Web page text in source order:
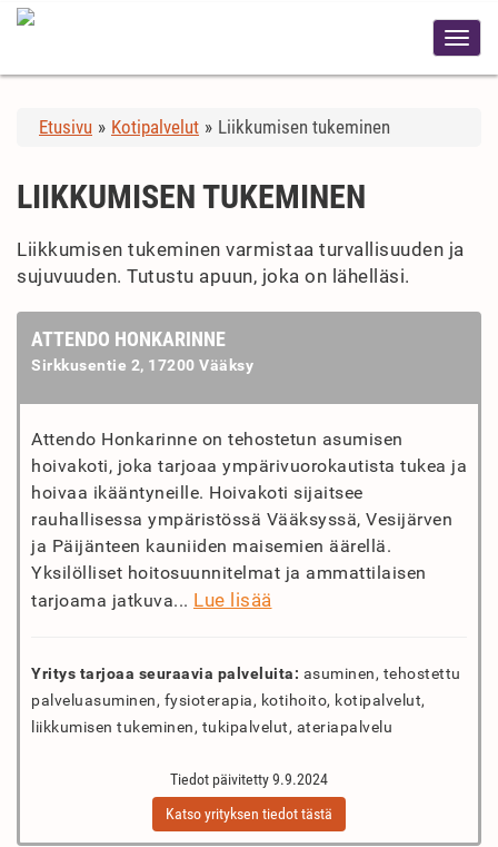
Etusivu » Kotipalvelut » Liikkumisen tukeminen
LIIKKUMISEN TUKEMINEN
Liikkumisen tukeminen varmistaa turvallisuuden ja
sujuvuuden. Tutustu apuun, joka on lähelläsi.
ATTENDO HONKARINNE
Sirkkusentie 2, 17200 Vääksy
Attendo Honkarinne on tehostetun asumisen
hoivakoti, joka tarjoaa ympärivuorokautista tukea ja
hoivaa ikääntyneille. Hoivakoti sijaitsee
rauhallisessa ympäristössä Vääksyssä, Vesijärven
ja Päijänteen kauniiden maisemien äärellä.
Yksilölliset hoitosuunnitelmat ja ammattilaisen
tarjoama jatkuva... Lue lisää
Yritys tarjoaa seuraavia palveluita: asuminen, tehostettu
palveluasuminen, fysioterapia, kotihoito, kotipalvelut,
liikkumisen tukeminen, tukipalvelut, ateriapalvelu
Tiedot päivitetty 9.9.2024
Katso yrityksen tiedot tästä